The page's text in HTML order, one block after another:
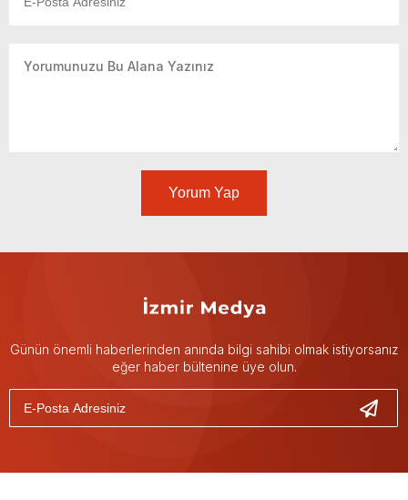
Yorum Yap
Günün önemli haberlerinden anında bilgi sahibi olmak istiyorsanız
eğer haber bültenine üye olun.